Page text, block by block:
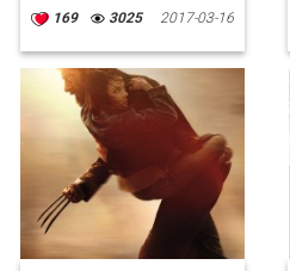
169 3025 2017-03-16